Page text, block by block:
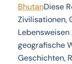
BhutanDiese
Zivilisationen,
geografische
Geschichten,